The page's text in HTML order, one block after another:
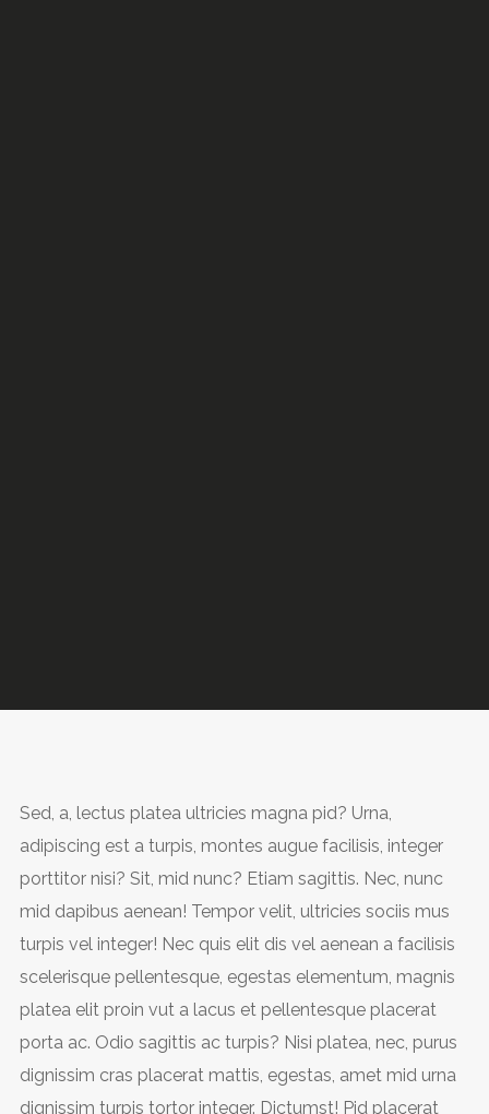
Sed, a, lectus platea ultricies magna pid? Urna,
adipiscing est a turpis, montes augue facilisis, integer
porttitor nisi? Sit, mid nunc? Etiam sagittis. Nec, nunc
mid dapibus aenean! Tempor velit, ultricies sociis mus
turpis vel integer! Nec quis elit dis vel aenean a facilisis
scelerisque pellentesque, egestas elementum, magnis
platea elit proin vut a lacus et pellentesque placerat
porta ac. Odio sagittis ac turpis? Nisi platea, nec, purus
dignissim cras placerat mattis, egestas, amet mid urna
dignissim turpis tortor integer. Dictumst! Pid placerat